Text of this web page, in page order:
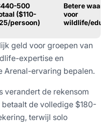
500
($110-
persoon)
Betere
voor
wildlife/
geld voor groepen van
expertise en
Arenal-ervaring bepalen.
verandert de rekensom
de volledige $180-
terwijl solo